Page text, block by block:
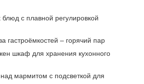
с плавной регулировкой
гастроёмкостей – горячий пар
шкаф для хранения кухонного
мармитом с подсветкой для